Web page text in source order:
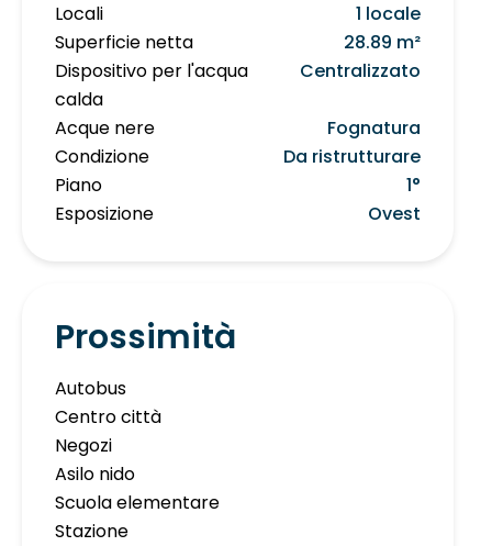
Locali
1 locale
Superficie netta
28.89 m²
Dispositivo per l'acqua
calda
Centralizzato
Acque nere
Fognatura
Condizione
Da ristrutturare
Piano
1°
Esposizione
Ovest
Prossimità
Autobus
Centro città
Negozi
Asilo nido
Scuola elementare
Stazione